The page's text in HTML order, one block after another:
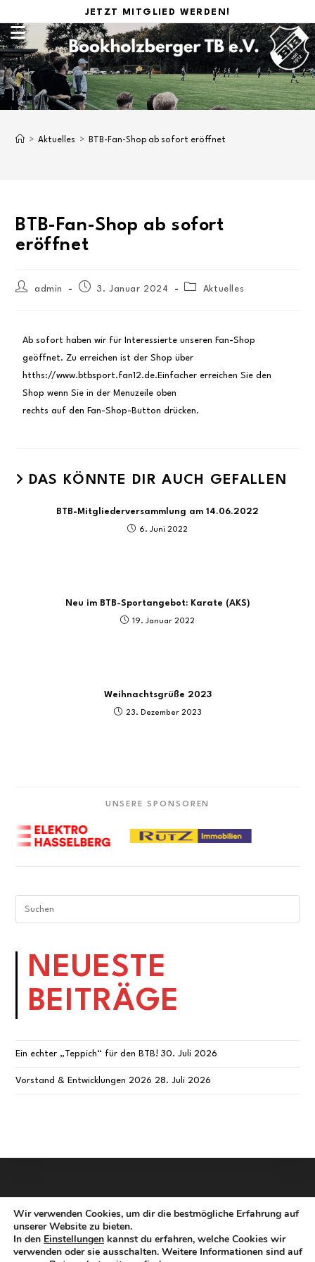
JETZT MITGLIED WERDEN!
> Aktuelles > BTB-Fan-Shop ab sofort eröffnet
BTB-Fan-Shop ab sofort
eröffnet
admin 3. Januar 2024 Aktuelles
Ab sofort haben wir für Interessierte unseren Fan-Shop
geöffnet. Zu erreichen ist der Shop über
htths://www.btbsport.fan12.de.Einfacher erreichen Sie den
Shop wenn Sie in der Menuzeile oben
rechts auf den Fan-Shop-Button drücken.
DAS KÖNNTE DIR AUCH GEFALLEN
BTB-Mitgliederversammlung am 14.06.2022
6. Juni 2022
Neu im BTB-Sportangebot: Karate (AKS)
19. Januar 2022
Weihnachtsgrüße 2023
23. Dezember 2023
UNSERE SPONSOREN
NEUESTE
BEITRÄGE
Ein echter „Teppich“ für den BTB! 30. Juli 2026
Vorstand & Entwicklungen 2026 28. Juli 2026
Wir verwenden Cookies, um dir die bestmögliche Erfahrung auf
unserer Website zu bieten.
In den Einstellungen kannst du erfahren, welche Cookies wir
verwenden oder sie ausschalten. Weitere Informationen sind auf